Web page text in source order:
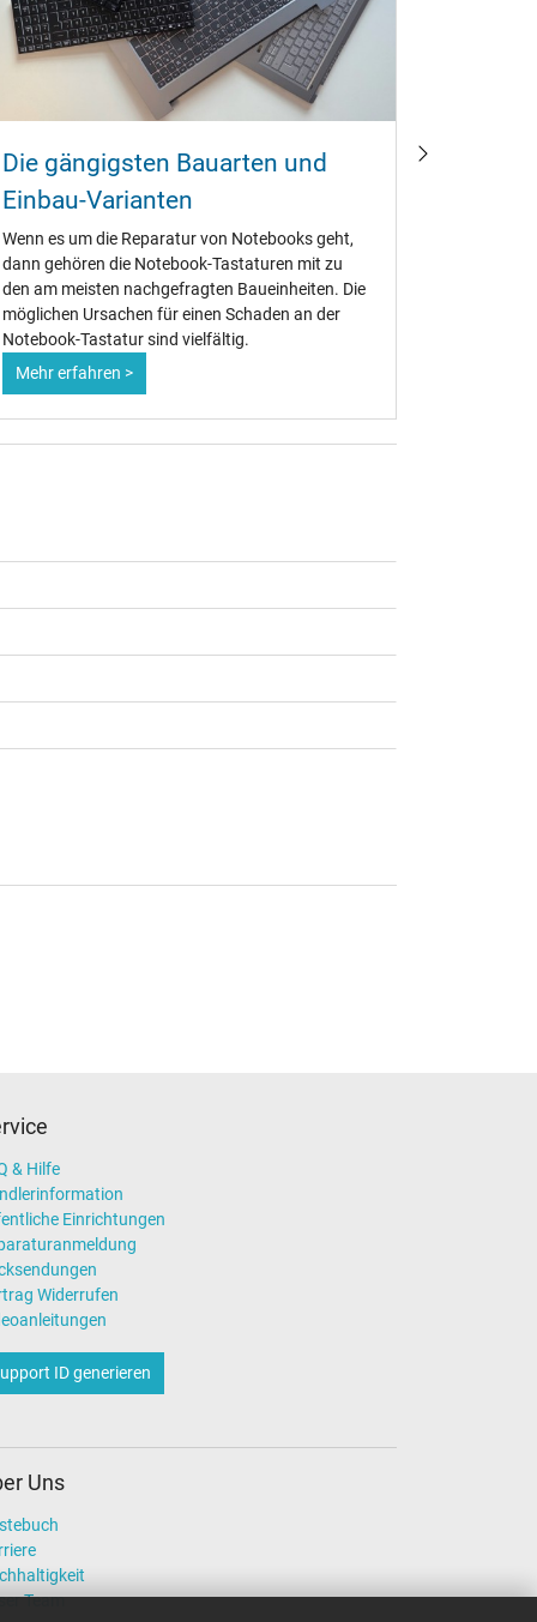
Die gängigsten Bauarten und
Einbau-Varianten
Wenn es um die Reparatur von Notebooks geht,
dann gehören die Notebook-Tastaturen mit zu
den am meisten nachgefragten Baueinheiten. Die
möglichen Ursachen für einen Schaden an der
Notebook-Tastatur sind vielfältig.
Mehr erfahren >
& Hilfe
Einrichtungen
Widerrufen
ID generieren
Uns
Team